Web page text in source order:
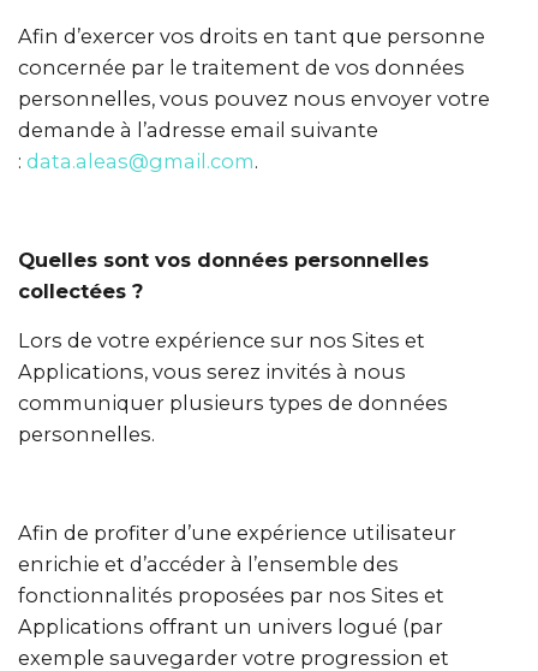
Afin d’exercer vos droits en tant que personne
concernée par le traitement de vos données
personnelles, vous pouvez nous envoyer votre
demande à l’adresse email suivante
: data.aleas@gmail.com.
Quelles sont vos données personnelles
collectées ?
Lors de votre expérience sur nos Sites et
Applications, vous serez invités à nous
communiquer plusieurs types de données
personnelles.
Afin de profiter d’une expérience utilisateur
enrichie et d’accéder à l’ensemble des
fonctionnalités proposées par nos Sites et
Applications offrant un univers logué (par
exemple sauvegarder votre progression et